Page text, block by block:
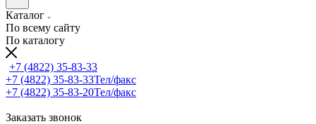
Каталог
По всему сайту
По каталогу
+7 (4822) 35-83-33
+7 (4822) 35-83-33Тел/факс
+7 (4822) 35-83-20Тел/факс
Заказать звонок